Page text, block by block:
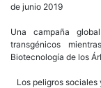
de junio 2019
Una campaña
transgénicos
Biotecnología de los
Los peligros